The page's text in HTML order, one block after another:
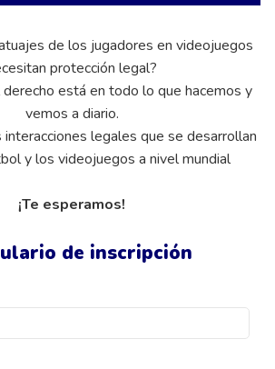
de inscripción
de los jugadores en videojuegos
protección legal?
está en todo lo que hacemos y
vemos a diario.
legales que se desarrollan
y los videojuegos a nivel mundial
¡Te esperamos!